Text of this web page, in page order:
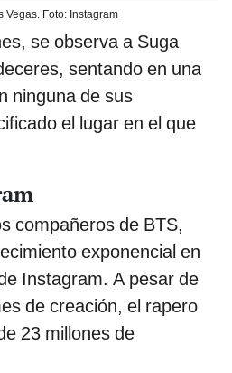
Vegas. Foto: Instagram
se observa a Suga
sentando en una
ninguna de sus
el lugar en el que
compañeros de BTS,
exponencial en
Instagram. A pesar de
de creación, el rapero
23 millones de